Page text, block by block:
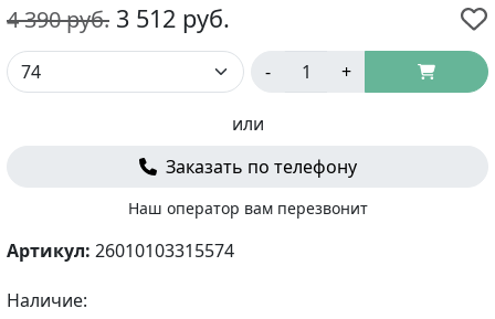
4 390руб. 3 512 руб.
- +
или
Заказать по телефону
Наш оператор вам перезвонит
Артикул: 26010103315574
Наличие: